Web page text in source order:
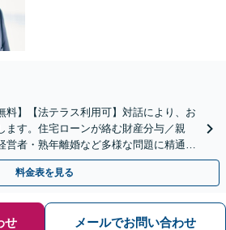
料】【法テラス利用可】対話により、お
ます。住宅ローンが絡む財産分与／親
営者・熟年離婚など多様な問題に精通。
あり【完全個室】【大宮駅3分】
料金表を見る
せ メールでお問い合わせ